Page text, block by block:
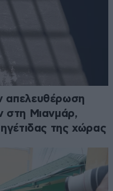
απελευθέρωση
στη Μιανμάρ,
της χώρας